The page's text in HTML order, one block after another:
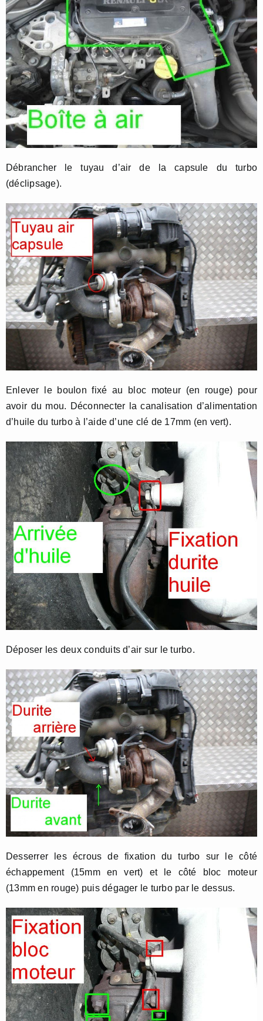
Débrancher le tuyau d’air de la capsule du turbo
(déclipsage).
Enlever le boulon fixé au bloc moteur (en rouge) pour
avoir du mou. Déconnecter la canalisation d’alimentation
d’huile du turbo à l’aide d’une clé de 17mm (en vert).
Déposer les deux conduits d’air sur le turbo.
Desserrer les écrous de fixation du turbo sur le côté
échappement (15mm en vert) et le côté bloc moteur
(13mm en rouge) puis dégager le turbo par le dessus.